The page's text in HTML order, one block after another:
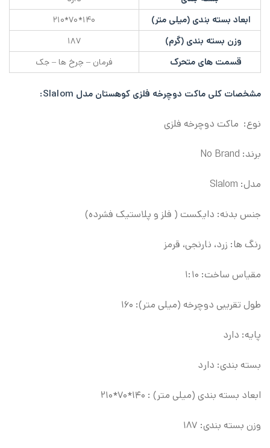
ابعاد بسته بندی (میلی متر) ۱۴۰*۷۰*۲۱۰
وزن بسته بندی (گرم) ۱۸۷
قسمت های متحرک فرمان – چرخ ها – جک
مشخصات کلی ماکت دوچرخه فلزی کوهستان مدل Slalom :
نوع: ماکت دوچرخه فلزی
برند: No Brand
مدل: Slalom
جنس بدنه: دایکست ( فلز و پلاستیک فشرده)
رنگ ها: زرد، نارنجی، قرمز
مقیاس ساخت: ۱:۱۰
طول تقریبی دوچرخه (میلی متر): ۱۶۰
پایه: دارد
بسته بندی: دارد
ابعاد بسته بندی (میلی متر) : ۱۴۰*۷۰*۲۱۰
وزن بسته بندی: ۱۸۷